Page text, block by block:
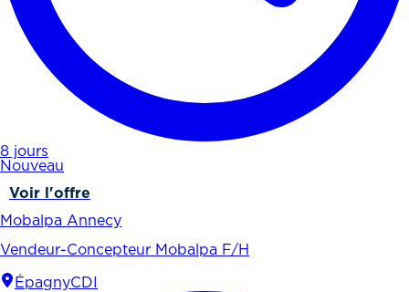
8 jours
Nouveau
Voir l'offre
Mobalpa Annecy
Vendeur-Concepteur Mobalpa F/H
ÉpagnyCDI